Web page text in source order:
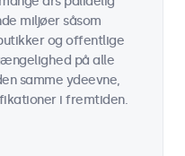
miljøer såsom
og offentlige
på alle
samme ydeevne,
i fremtiden.